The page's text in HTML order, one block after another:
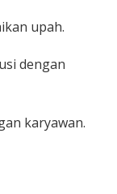
upah.
dengan
karyawan.